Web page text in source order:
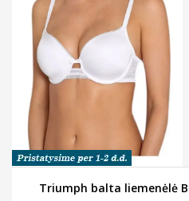
Triumph balta liemenėlė